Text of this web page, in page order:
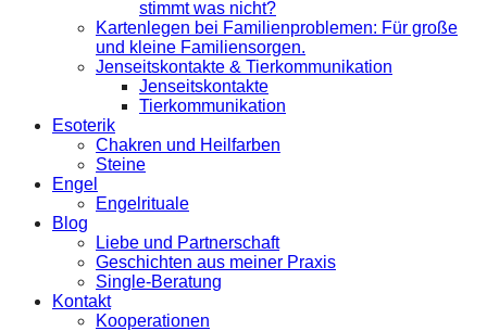
stimmt was nicht?
Kartenlegen bei Familienproblemen: Für große
und kleine Familiensorgen.
Jenseitskontakte & Tierkommunikation
Jenseitskontakte
Tierkommunikation
Esoterik
Chakren und Heilfarben
Steine
Engel
Engelrituale
Blog
Liebe und Partnerschaft
Geschichten aus meiner Praxis
Single-Beratung
Kontakt
Kooperationen